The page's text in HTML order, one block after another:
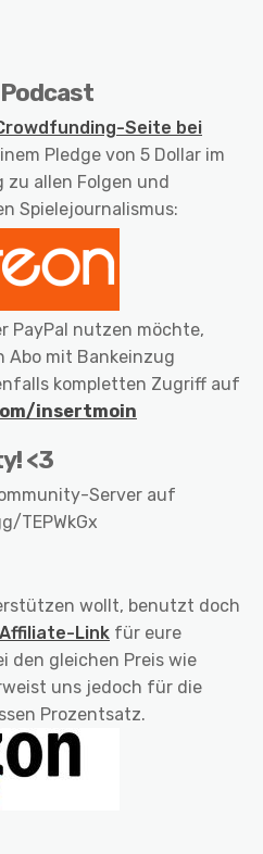
Seite bei
Pledge von 5 Dollar im
zu allen Folgen und
Spielejournalismus:
PayPal nutzen möchte,
Abo mit Bankeinzug
kompletten Zugriff auf
insertmoin
<3
Server auf
TEPWkGx
wollt, benutzt doch
Link für eure
den gleichen Preis wie
uns jedoch für die
Prozentsatz.